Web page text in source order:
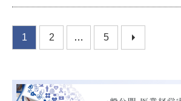
投
稿
ペ
1 2 … 5